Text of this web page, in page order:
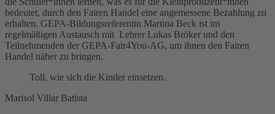
bedeutet, durch den Fairen Handel eine angemessene Bezahlung zu
erhalten. GEPA-Bildungsreferentin Martina Beck ist im
regelmäßigen Austausch mit Lehrer Lukas Bröker und den
Teilnehmenden der GEPA-Fair4You-AG, um ihnen den Fairen
Handel näher zu bringen.
Toll, wie sich die Kinder einsetzen.
Marisol Villar Batista